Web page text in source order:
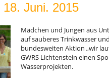
18. Juni. 2015
Mädchen und Jungen aus
auf sauberes Trinkwasser
bundesweiten Aktion „wir
GWRS Lichtenstein einen
Wasserprojekten.